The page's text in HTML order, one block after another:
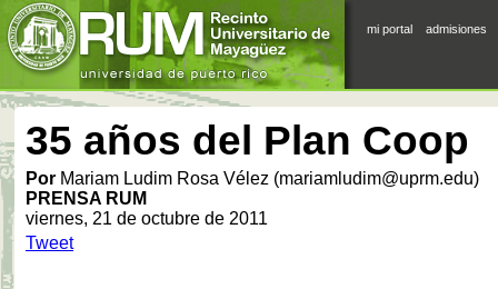
mi portal admisiones
35 años del Plan Coop
Por Mariam Ludim Rosa Vélez (mariamludim@uprm.edu)
PRENSA RUM
viernes, 21 de octubre de 2011
Tweet